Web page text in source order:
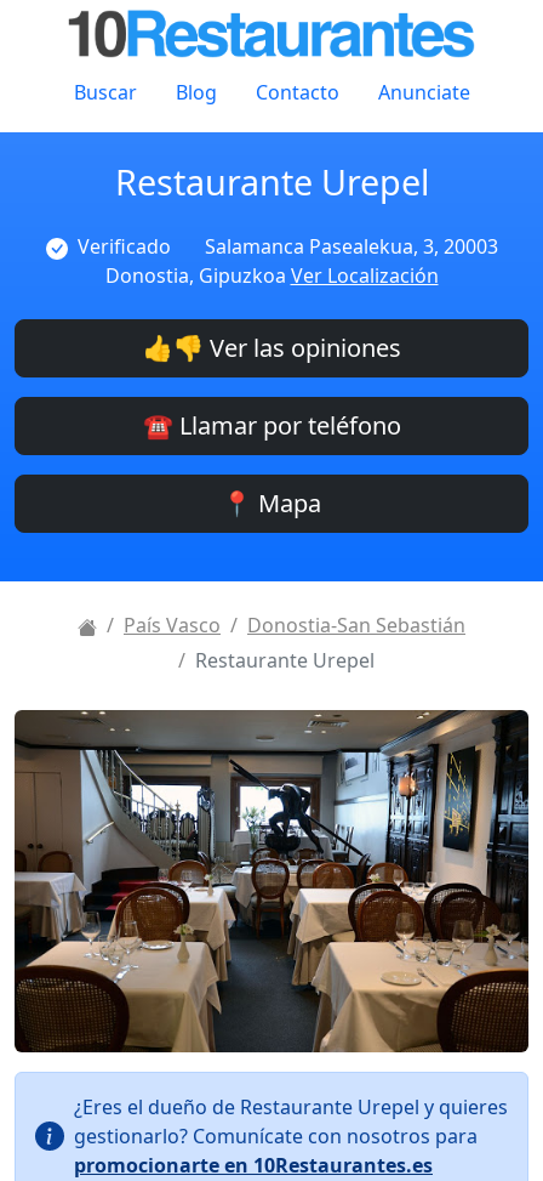
Buscar Blog Contacto Anunciate
Restaurante Urepel
Verificado
Salamanca Pasealekua, 3, 20003
Donostia, Gipuzkoa Ver Localización
👍👎 Ver las opiniones
☎️ Llamar por teléfono
📍 Mapa
País Vasco
Donostia-San Sebastián
Restaurante Urepel
¿Eres el dueño de Restaurante Urepel y quieres
gestionarlo? Comunícate con nosotros para
promocionarte en 10Restaurantes.es